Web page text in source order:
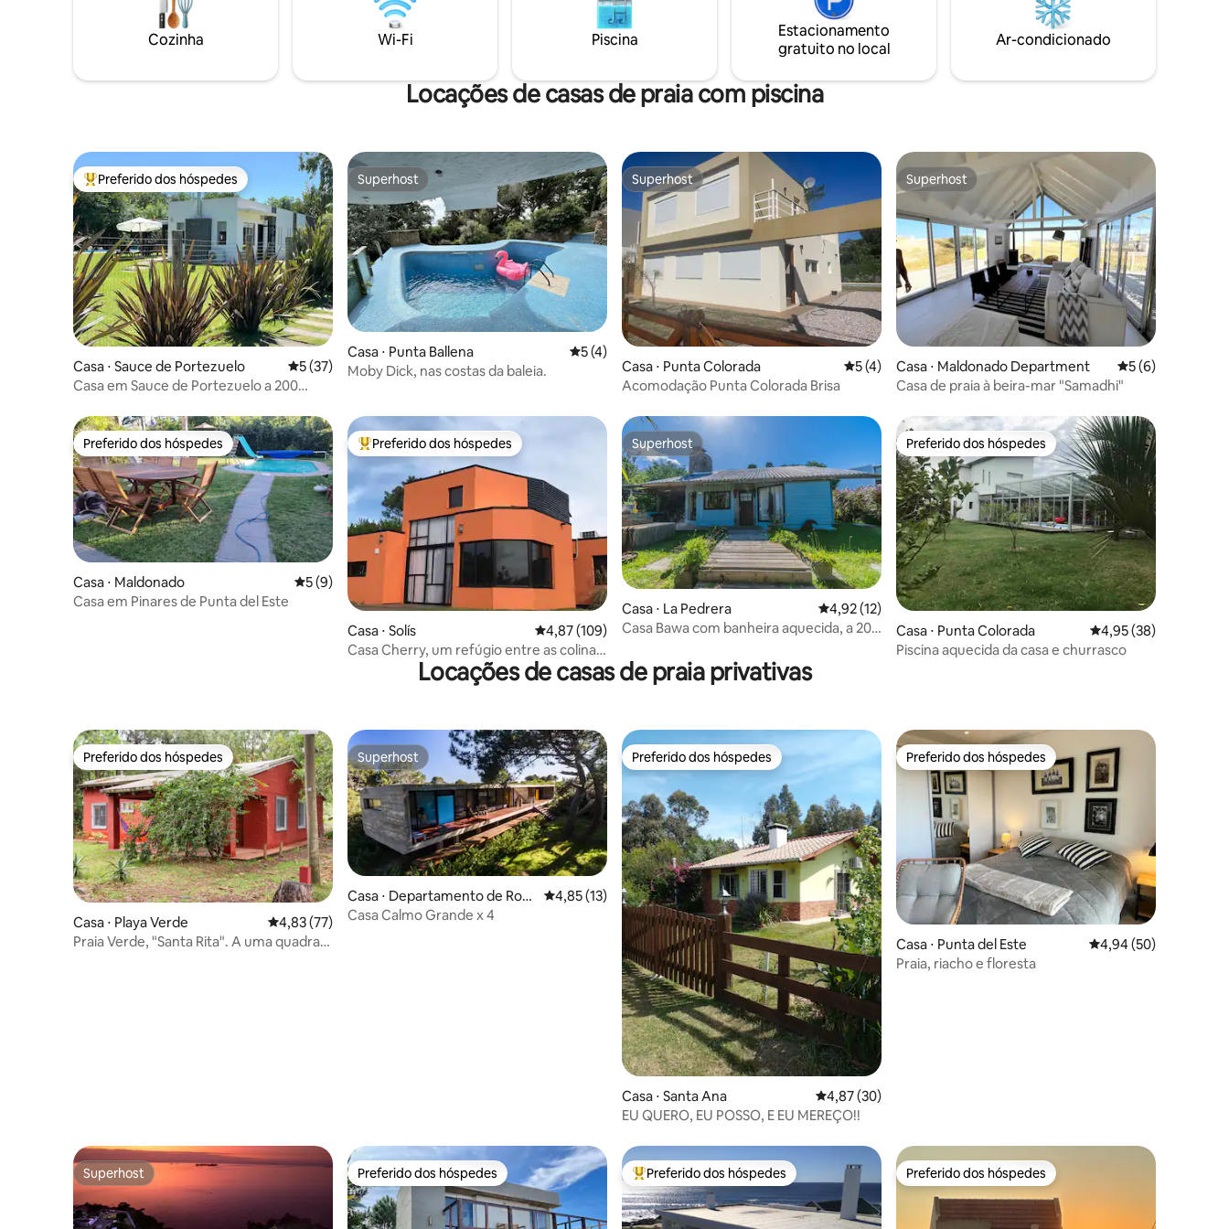
churrasqueira, deck. No outono-inverno,
oferecemos café da manhã caseiro ☕️
incluso e lenha de cortesia 🔥.
Cozinha Wi-Fi Piscina
Estacionamento
gratuito no local
Ar-condicionado
Locações de casas de praia com piscina
Entre os melhores preferidos dos hóspedes
Preferido dos hóspedes
Casa ⋅ Sauce de Portezuelo 5 de uma avaliação média de 5, 37 avaliações
5 (37)
Casa em Sauce de Portezuelo a 200
Superhost
Superhost
Casa ⋅ Punta Ballena 5 de uma avaliação média de 5, 4 avaliações
5 (4)
Moby Dick, nas costas da baleia.
Superhost
Superhost
Casa ⋅ Punta Colorada 5 de uma avaliação média de 5, 4 avaliações
5 (4)
Acomodação Punta Colorada Brisa
Superhost
Superhost
Casa ⋅ Maldonado Department 5 de uma
5 (6)
Casa de praia à beira-mar "Samadhi"
Preferido dos hóspedes
Preferido dos hóspedes
Casa ⋅ Maldonado 5 de uma avaliação média de 5, 9 avaliações
5 (9)
Casa em Pinares de Punta del Este
Entre os melhores preferidos dos hóspedes
Preferido dos hóspedes
Casa ⋅ Solís 4,87 de uma avaliação média de 5, 109 avaliações
4,87 (109)
Casa Cherry, um refúgio entre as colinas
Superhost
Superhost
Casa ⋅ La Pedrera 4,92 de uma avaliação média de 5, 12 avaliações
4,92 (12)
Casa Bawa com banheira aquecida, a 200
Preferido dos hóspedes
Preferido dos hóspedes
Casa ⋅ Punta Colorada 4,95 de uma
4,95 (38)
Piscina aquecida da casa e churrasco
Locações de casas de praia privativas
Preferido dos hóspedes
Preferido dos hóspedes
Casa ⋅ Playa Verde 4,83 de uma avaliação média de 5, 77 avaliações
4,83 (77)
Praia Verde, "Santa Rita". A uma quadra
Superhost
Superhost
Casa ⋅ Departamento de Roc
ha
4,85 de uma avaliação média de 5, 13 avaliações
4,85 (13)
Casa Calmo Grande x 4
Preferido dos hóspedes
Preferido dos hóspedes
Casa ⋅ Santa Ana 4,87 de uma avaliação média de 5, 30 avaliações
4,87 (30)
EU QUERO, EU POSSO, E EU MEREÇO!!
Preferido dos hóspedes
Preferido dos hóspedes
Casa ⋅ Punta del Este 4,94 de uma
4,94 (50)
Praia, riacho e floresta
Superhost
Superhost Preferido dos hóspedes
Preferido dos hóspedes Entre os melhores preferidos dos hóspedes
Preferido dos hóspedes Preferido dos hóspedes
Preferido dos hóspedes